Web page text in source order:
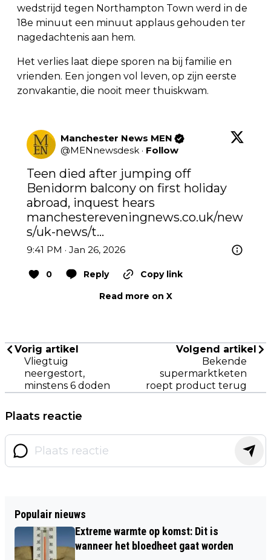
wedstrijd tegen Northampton Town werd in de
18e minuut een minuut applaus gehouden ter
nagedachtenis aan hem.
Het verlies laat diepe sporen na bij familie en
vrienden. Een jongen vol leven, op zijn eerste
zonvakantie, die nooit meer thuiskwam.
Manchester News MEN
@MENnewsdesk · Follow
Teen died after jumping off
Benidorm balcony on first holiday
manchestereveningnews.co.uk/new
s/uk-news/t…
9:41 PM · Jan 26, 2026
0 Reply
Copy link
Read more on X
Vorig artikel
Vliegtuig
neergestort,
minstens 6 doden
Volgend artikel
Bekende
supermarktketen
roept product terug
Plaats reactie
Populair nieuws
Extreme warmte op komst: Dit is
wanneer het bloedheet gaat worden